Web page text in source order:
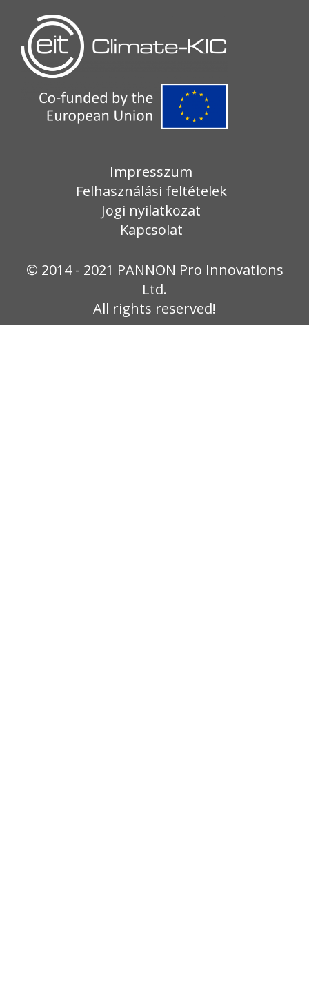
Impresszum
Felhasználási feltételek
Jogi nyilatkozat
Kapcsolat
© 2014 - 2021 PANNON Pro Innovations
Ltd.
All rights reserved!